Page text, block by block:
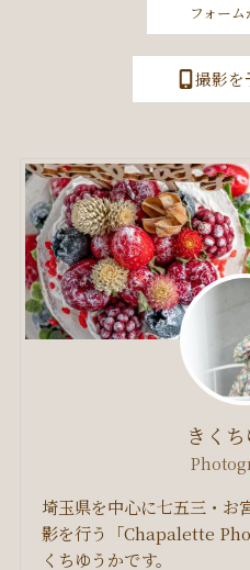
フォー
撮影を
きく
埼玉県を中心に七五三・お
影を行う「Chapalette
くちゆうかです。